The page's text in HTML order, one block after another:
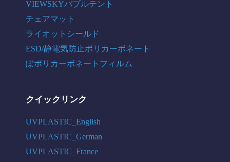
VIEWSKYバブルテント
チェアマット
ライオットシールド
ESD/静電気防止ポリカーボネート
ぽポリカーボネートフィルム
クイックリンク
UVPLASTIC_English
UVPLASTIC_German
UVPLASTIC_France